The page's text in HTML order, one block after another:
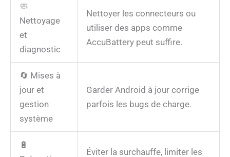
🧼
Nettoyage
et
diagnostic
Nettoyer les connecteurs ou
utiliser des apps comme
AccuBattery peut suffire.
🔄 Mises à
jour et
gestion
système
Garder Android à jour corrige
parfois les bugs de charge.
🔋
Éviter la surchauffe, limiter les